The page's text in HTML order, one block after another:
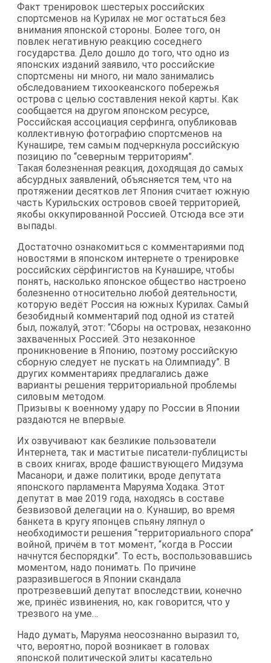
Факт тренировок шестерых российских
спортсменов на Курилах не мог остаться без
внимания японской стороны. Более того, он
повлек негативную реакцию соседнего
государства. Дело дошло до того, что одно из
японских изданий заявило, что российские
спортсмены ни много, ни мало занимались
обследованием тихоокеанского побережья
острова с целью составления некой карты. Как
сообщается на другом японском ресурсе,
Российская ассоциация серфинга, опубликовав
коллективную фотографию спортсменов на
Кунашире, тем самым подчеркнула российскую
позицию по “северным территориям”.
Такая болезненная реакция, доходящая до самых
абсурдных заявлений, объясняется тем, что на
протяжении десятков лет Япония считает южную
часть Курильских островов своей территорией,
якобы оккупированной Россией. Отсюда все эти
выпады.
Достаточно ознакомиться с комментариями под
новостями в японском интернете о тренировке
российских сёрфингистов на Кунашире, чтобы
понять, насколько японское общество настроено
болезненно относительно любой деятельности,
которую ведёт Россия на южных Курилах. Самый
безобидный комментарий под одной из статей
был, пожалуй, этот: “Сборы на островах, незаконно
захваченных Россией. Это незаконное
проникновение в Японию, поэтому российскую
сборную следует не пускать на Олимпиаду”. В
других комментариях предлагались даже
варианты решения территориальной проблемы
силовым методом.
Призывы к военному удару по России в Японии
раздаются не впервые.
Их озвучивают как безликие пользователи
Интернета, так и маститые писатели-публицисты
в своих книгах, вроде фашиствующего Мидзума
Масанори, и даже политики, вроде депутата
японского парламента Маруяма Ходака. Этот
депутат в мае 2019 года, находясь в составе
безвизовой делегации на о. Кунашир, во время
банкета в кругу японцев спьяну ляпнул о
необходимости решения “территориального спора”
войной, причём в тот момент, “когда в России
начнутся беспорядки”. То есть, воспользовавшись
моментом, надо понимать. По причине
разразившегося в Японии скандала
протрезвевший депутат впоследствии, конечно
же, принёс извинения, но, как говорится, что у
трезвого на уме…
Надо думать, Маруяма неосознанно выразил то,
что, вероятно, порой возникает в головах
японской политической элиты касательно